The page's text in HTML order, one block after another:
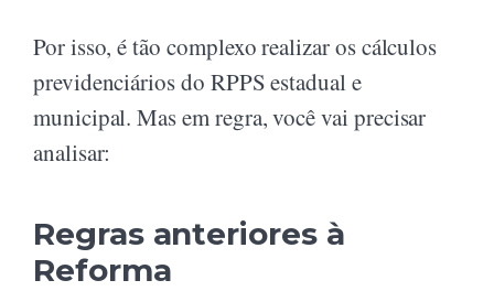
Por isso, é tão complexo realizar os cálculos
previdenciários do RPPS estadual e
municipal. Mas em regra, você vai precisar
analisar:
Regras anteriores à
Reforma